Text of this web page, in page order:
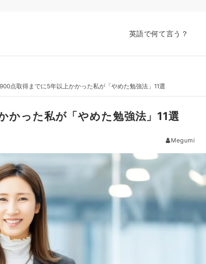
英語で何て言う？
点取得までに5年以上かかった私が「やめた勉強法」11選
った私が「やめた勉強法」11選
Megumi